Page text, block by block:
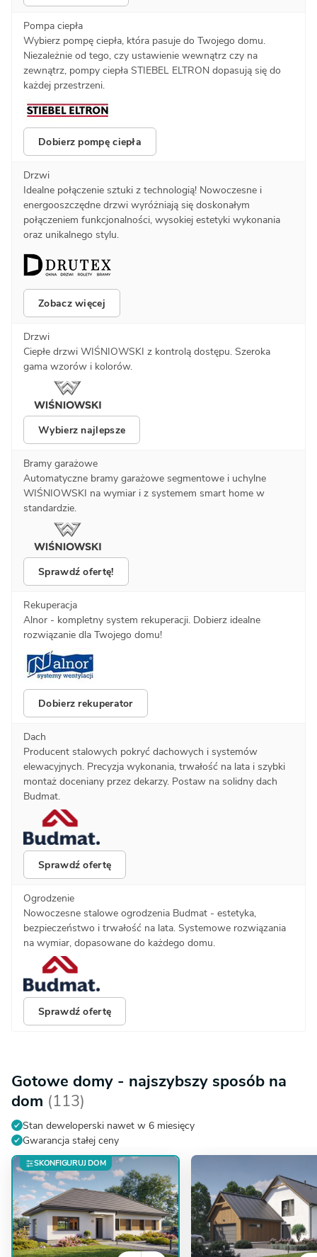
Pompa ciepła
Wybierz pompę ciepła, która pasuje do Twojego domu.
Niezależnie od tego, czy ustawienie wewnątrz czy na
zewnątrz, pompy ciepła STIEBEL ELTRON dopasują się do
każdej przestrzeni.
Dobierz pompę ciepła
Drzwi
Idealne połączenie sztuki z technologią! Nowoczesne i
energooszczędne drzwi wyróżniają się doskonałym
połączeniem funkcjonalności, wysokiej estetyki wykonania
oraz unikalnego stylu.
Zobacz więcej
Drzwi
Ciepłe drzwi WIŚNIOWSKI z kontrolą dostępu. Szeroka
gama wzorów i kolorów.
Wybierz najlepsze
Bramy garażowe
Automatyczne bramy garażowe segmentowe i uchylne
WIŚNIOWSKI na wymiar i z systemem smart home w
standardzie.
Sprawdź ofertę!
Rekuperacja
Alnor - kompletny system rekuperacji. Dobierz idealne
rozwiązanie dla Twojego domu!
Dobierz rekuperator
Dach
Producent stalowych pokryć dachowych i systemów
elewacyjnych. Precyzja wykonania, trwałość na lata i szybki
montaż doceniany przez dekarzy. Postaw na solidny dach
Budmat.
Sprawdź ofertę
Ogrodzenie
Nowoczesne stalowe ogrodzenia Budmat - estetyka,
bezpieczeństwo i trwałość na lata. Systemowe rozwiązania
na wymiar, dopasowane do każdego domu.
Sprawdź ofertę
Gotowe domy - najszybszy sposób na
dom (113)
Stan deweloperski nawet w 6 miesięcy
Gwarancja stałej ceny
SKONFIGURUJ DOM